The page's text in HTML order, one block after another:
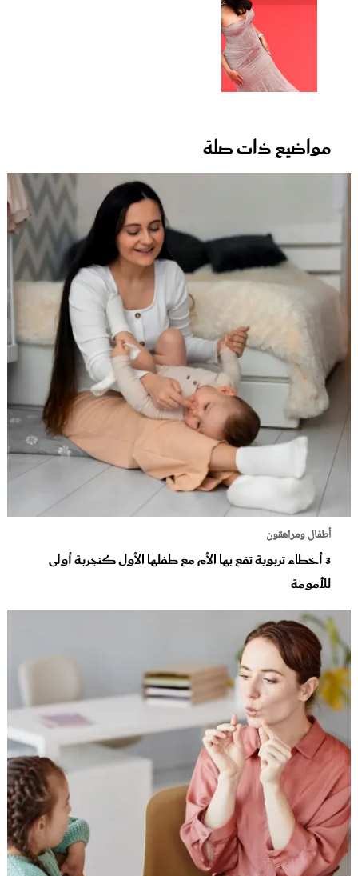
مواضيع ذات صلة
أطفال ومراهقون
3 أخطاء تربوية تقع بها الأم مع طفلها الأول كتجربة أولى
للأمومة